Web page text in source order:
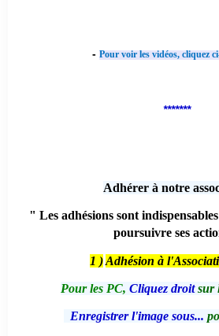
- Pour voir les vidéos, cliquez
*******
Adhérer à notre
" Les adhésions sont
poursuivre ses
1 ) Adhésion à
Pour les PC, Cliquez droitsur
Enregistrer l'image sous...